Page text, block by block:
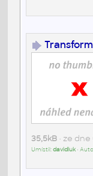
35,5kB• ze dne
Umístil:davidluk•